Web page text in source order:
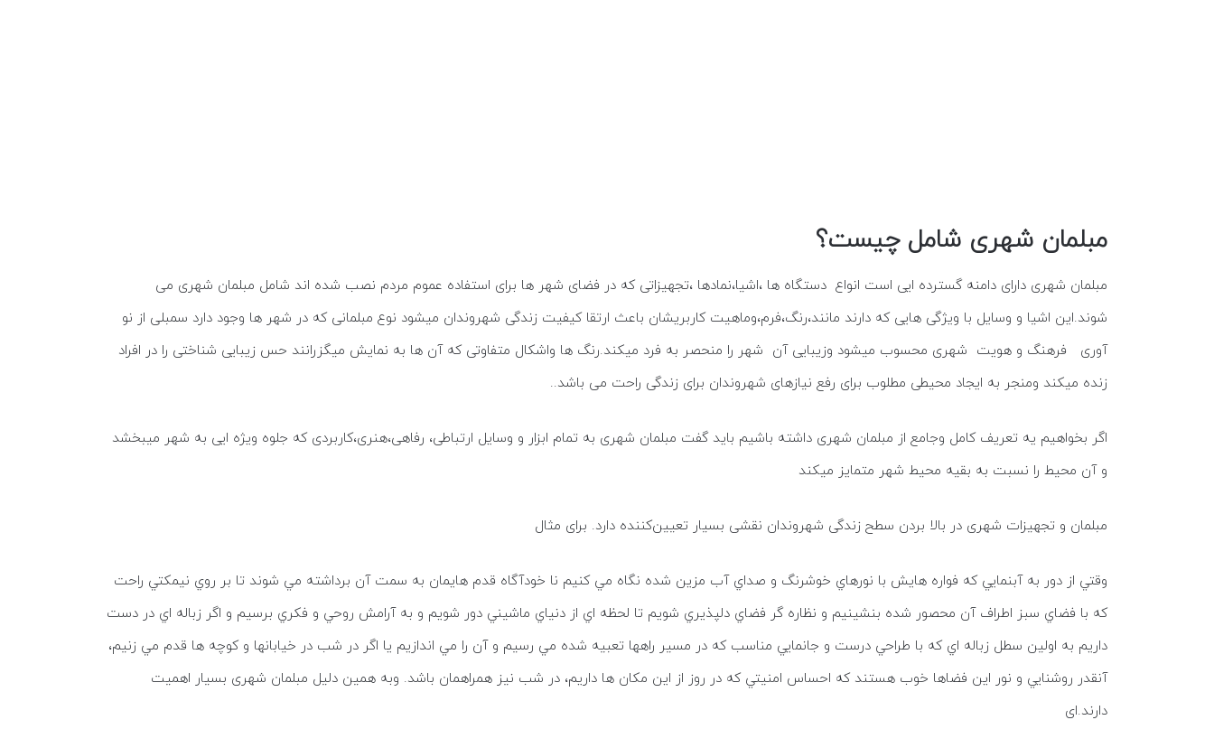
مبلمان شهری شامل چیست؟
مبلمان شهری دارای دامنه گسترده ایی است انواع دستگاه ها ،اشیا،نمادها ،تجهیزاتی که در فضای شهر ها برای استفاده عموم مردم نصب شده اند شامل مبلمان شهری می
شوند.این اشیا و وسایل با ویژگی هایی که دارند مانند،رنگ،فرم،وماهیت کاربریشان باعث ارتقا کیفیت زندگی شهروندان میشود نوع مبلمانی که در شهر ها وجود دارد سمبلی از نو
آوری فرهنگ و هویت شهری محسوب میشود وزیبایی آن شهر را منحصر به فرد میکند.رنگ ها واشکال متفاوتی که آن ها به نمایش میگزرانند حس زیبایی شناختی را در افراد
زنده میکند ومنجر به ایجاد محیطی مطلوب برای رفع نیازهای شهروندان برای زندگی راحت می باشد..
اگر بخواهیم یه تعریف کامل وجامع از مبلمان شهری داشته باشیم باید گفت مبلمان شهری به تمام ابزار و وسایل ارتباطی، رفاهی،هنری،کاربردی که جلوه ویژه ایی به شهر میبخشد
و آن محیط را نسبت به بقیه محیط شهر متمایز میکند
مبلمان و تجهیزات شهری در بالا بردن سطح زندگی شهروندان نقشی بسیار تعیین‌کننده دارد. برای مثال
وقتي از دور به آبنمايي كه فواره هايش با نورهاي خوشرنگ و صداي آب مزين شده نگاه مي كنيم نا خودآگاه قدم هايمان به سمت آن برداشته مي شوند تا بر روي نيمكتي راحت
كه با فضاي سبز اطراف آن محصور شده بنشينيم و نظاره گر فضاي دلپذيري شويم تا لحظه اي از دنياي ماشيني دور شويم و به آرامش روحي و فكري برسيم و اگر زباله اي در دست
داريم به اولين سطل زباله اي كه با طراحي درست و جانمايي مناسب كه در مسير راهها تعبيه شده مي رسيم و آن را مي اندازيم يا اگر در شب در خيابانها و كوچه ها قدم مي زنيم،
آنقدر روشنايي و نور اين فضاها خوب هستند كه احساس امنيتي كه در روز از اين مكان ها داريم، در شب نيز همراهمان باشد. وبه همین دلیل مبلمان شهری بسیار اهمیت
دارند.ای